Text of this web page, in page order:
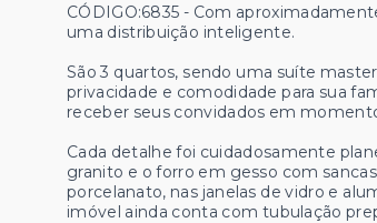
CÓDIGO:6835 - Com
uma distribuição inteligente.
São 3 quartos, sendo uma suíte
privacidade e comodidade para sua
receber seus convidados em
Cada detalhe foi cuidadosamente
granito e o forro em gesso com
porcelanato, nas janelas de vidro e
imóvel ainda conta com tubulação